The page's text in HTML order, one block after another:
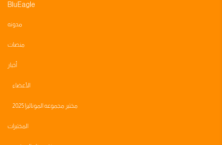
BluEagle
مدونه
منصات
أخبار
الأعضاء
مختبر مجموعه الموناليزا 2025
المختبرات